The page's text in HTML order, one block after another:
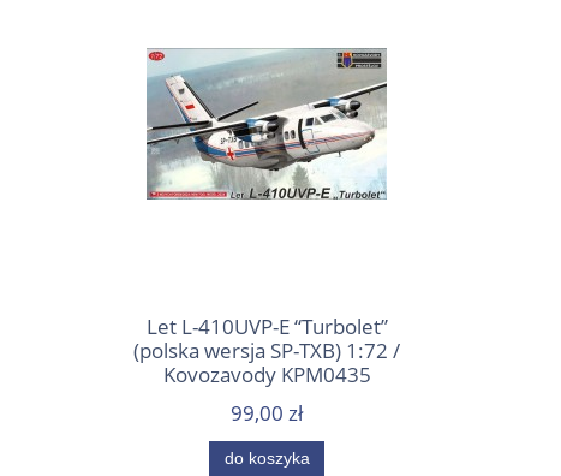
Let L-410UVP-E “Turbolet”
(polska wersja SP-TXB) 1:72 /
Kovozavody KPM0435
99,00 zł
do koszyka